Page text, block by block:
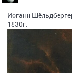
Иоганн
1830г.